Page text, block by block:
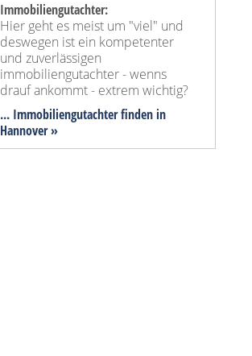
Immobiliengutachter:
Hier geht es meist um "viel" und
deswegen ist ein kompetenter
und zuverlässigen
immobiliengutachter - wenns
drauf ankommt - extrem wichtig?
... Immobiliengutachter finden in
Hannover »